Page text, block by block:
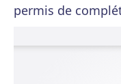
permis de